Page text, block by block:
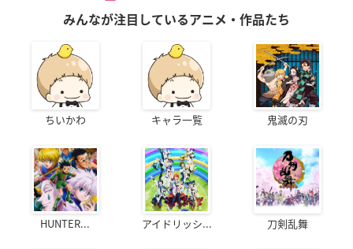
ファイヤー
ピカチュウのなつや
すみ
ゼニガメ
ユメノツボミ
ニドラン
みんなが注目しているアニメ・作品たち
ちいかわ キャラ一覧 鬼滅の刃
HUNTER... アイドリッシ... 刀剣乱舞